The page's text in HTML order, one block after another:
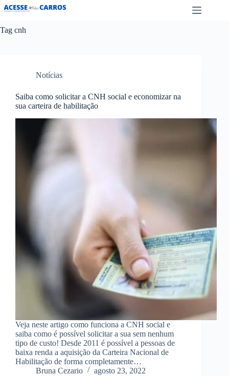
Pular
para
conteúdo
Tag cnh
Notícias
Saiba como solicitar a CNH social e economizar na
sua carteira de habilitação
Veja neste artigo como funciona a CNH social e
saiba como é possível solicitar a sua sem nenhum
tipo de custo! Desde 2011 é possível a pessoas de
baixa renda a aquisição da Carteira Nacional de
Habilitação de forma completamente…
Bruna Cezario
agosto 23, 2022